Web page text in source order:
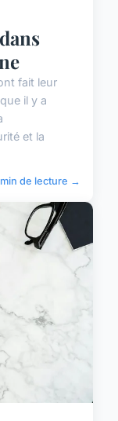
fait leur
il y a
et la
de lecture →